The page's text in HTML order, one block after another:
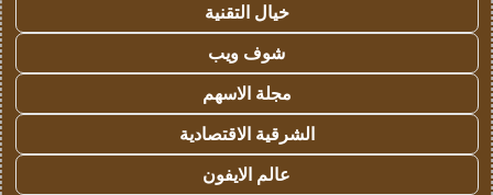
خيال التقنية
شوف ويب
مجلة الاسهم
الشرقية الاقتصادية
عالم الايفون